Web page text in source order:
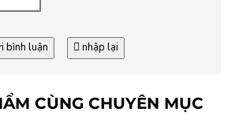
bình luận nhập lại
CÙNG CHUYÊN MỤC